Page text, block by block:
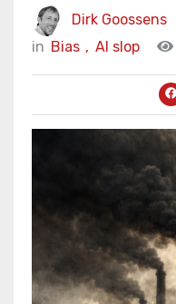
Dirk Goossens
in
AI slop
Bias ,